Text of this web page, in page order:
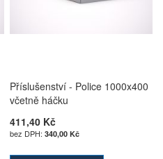
Příslušenství - Police 1000x400
včetně háčku
411,40 Kč
340,00 Kč